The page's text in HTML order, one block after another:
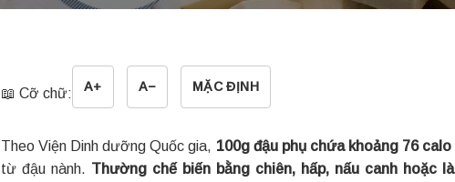
📖 Cỡ chữ: A+ A− MẶC ĐỊNH
Theo Viện Dinh dưỡng Quốc gia, 100g đậu phụ chứa khoảng 76
từ đậu nành. Thường chế biến bằng chiên, hấp, nấu canh hoặc